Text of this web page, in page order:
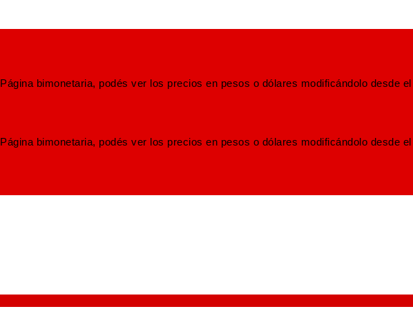
Página bimonetaria, podés ver los precios en pesos o dólares modificándolo desde
Página bimonetaria, podés ver los precios en pesos o dólares modificándolo desde